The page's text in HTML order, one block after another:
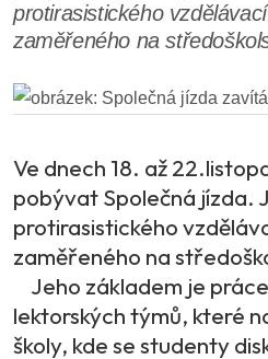
protirasistického
zaměřeného na
Ve dnech 18. až
pobývat Společná jízda.
protirasistického
zaměřeného na
Jeho základem je
lektorských týmů, které
školy, kde se studenty